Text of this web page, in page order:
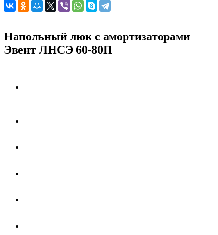
Напольный люк с амортизаторами
Эвент ЛНСЭ 60-80П